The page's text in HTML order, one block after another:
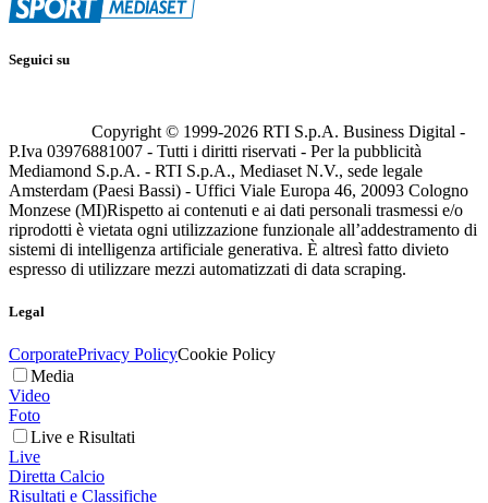
Seguici su
Copyright © 1999-2026 RTI S.p.A. Business Digital -
P.Iva 03976881007 - Tutti i diritti riservati - Per la pubblicità
Mediamond S.p.A. - RTI S.p.A., Mediaset N.V., sede legale
Amsterdam (Paesi Bassi) - Uffici Viale Europa 46, 20093 Cologno
Monzese (MI)Rispetto ai contenuti e ai dati personali trasmessi e/o
riprodotti è vietata ogni utilizzazione funzionale all’addestramento di
sistemi di intelligenza artificiale generativa. È altresì fatto divieto
espresso di utilizzare mezzi automatizzati di data scraping.
Legal
CorporatePrivacy PolicyCookie Policy
Media
Video
Foto
Live e Risultati
Live
Diretta Calcio
Risultati e Classifiche